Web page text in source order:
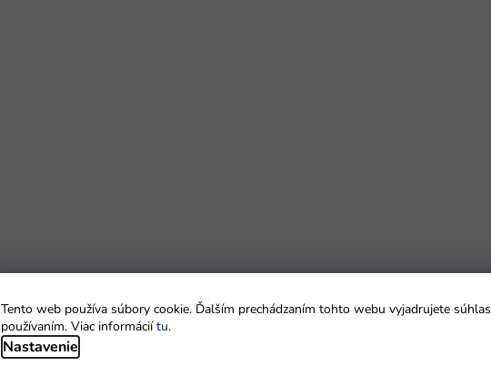
Tento web používa súbory cookie. Ďalším prechádzaním tohto webu vyjadrujete
používaním. Viac informáciítu.
Nastavenie